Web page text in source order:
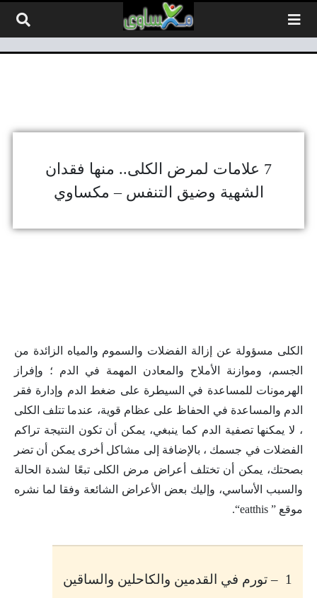
7 علامات لمرض الكلى.. منها فقدان
الشهية وضيق التنفس – مكساوي
الكلى مسؤولة عن إزالة الفضلات والسموم والمياه الزائدة من
الجسم، وموازنة الأملاح والمعادن المهمة في الدم ؛ وإفراز
الهرمونات للمساعدة في السيطرة على ضغط الدم وإدارة فقر
الدم والمساعدة في الحفاظ على عظام قوية، عندما تتلف الكلى
، لا يمكنها تصفية الدم كما ينبغي، يمكن أن تكون النتيجة تراكم
الفضلات في جسمك ، بالإضافة إلى مشاكل أخرى يمكن أن تضر
بصحتك، يمكن أن تختلف أعراض مرض الكلى تبعًا لشدة الحالة
والسبب الأساسي، وإليك بعض الأعراض الشائعة وفقا لما نشره
موقع ” eatthis
“.
1 – تورم في القدمين والكاحلين والساقين